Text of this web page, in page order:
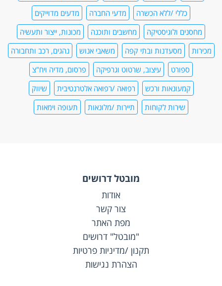
כללי /ללא הכשרה
מדעי החברה
מדעים מדוייקים
מחסנים ולוגיסטיקה
מחשבים ותוכנה
מכונות, ייצור ותעשיה
מכירות
מסעדנות ובתי קפה משאבי אנוש
נהגים, רכב ותחבורה
ספורט
עיצוב, שרטוט וגרפיקה
פרסום, מדיה ויח"צ
קמעונאות ורכש
רפואה /רפואה אלטרנטיבית
שיווק
שירות לקוחות
תיירות /מלונאות תעופה וימאות
מובטל דרושים
אודות
צור קשר
מפת האתר
"מובטל" דרושים
תקנון /מדיניות פרטיות
הצהרת נגישות